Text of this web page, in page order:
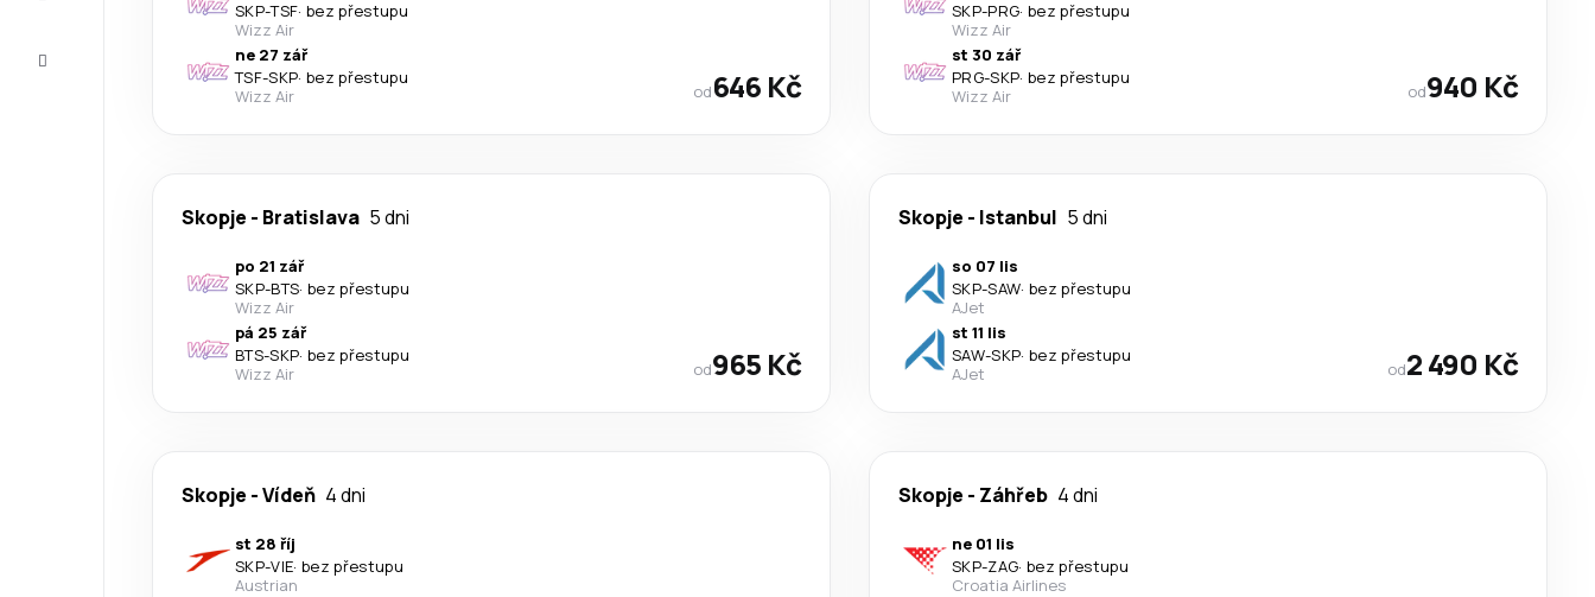
SKP-TSF· bez přestupu
Wizz Air
ne 27 zář
TSF-SKP· bez přestupu
Wizz Air
od646 Kč
SKP-PRG· bez přestupu
Wizz Air
st 30 zář
PRG-SKP· bez přestupu
Wizz Air
od940 Kč
Skopje - Bratislava 5 dni
po 21 zář
SKP-BTS· bez přestupu
Wizz Air
pá 25 zář
BTS-SKP· bez přestupu
Wizz Air
od965 Kč
Skopje - Istanbul 5 dni
so 07 lis
SKP-SAW· bez přestupu
AJet
st 11 lis
SAW-SKP· bez přestupu
AJet
od2 490 Kč
Skopje -Vídeň 4 dni
st 28 říj
SKP-VIE· bez přestupu
Austrian
Skopje - Záhřeb 4 dni
ne 01 lis
SKP-ZAG· bez přestupu
Croatia Airlines